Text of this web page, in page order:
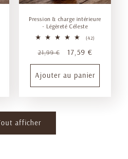
Pression & charge intérieure
- Légèreté Céleste
(42)
Prix
habituel
21,99 €
Prix
promotionnel
17,59 €
Ajouter au panier
afficher